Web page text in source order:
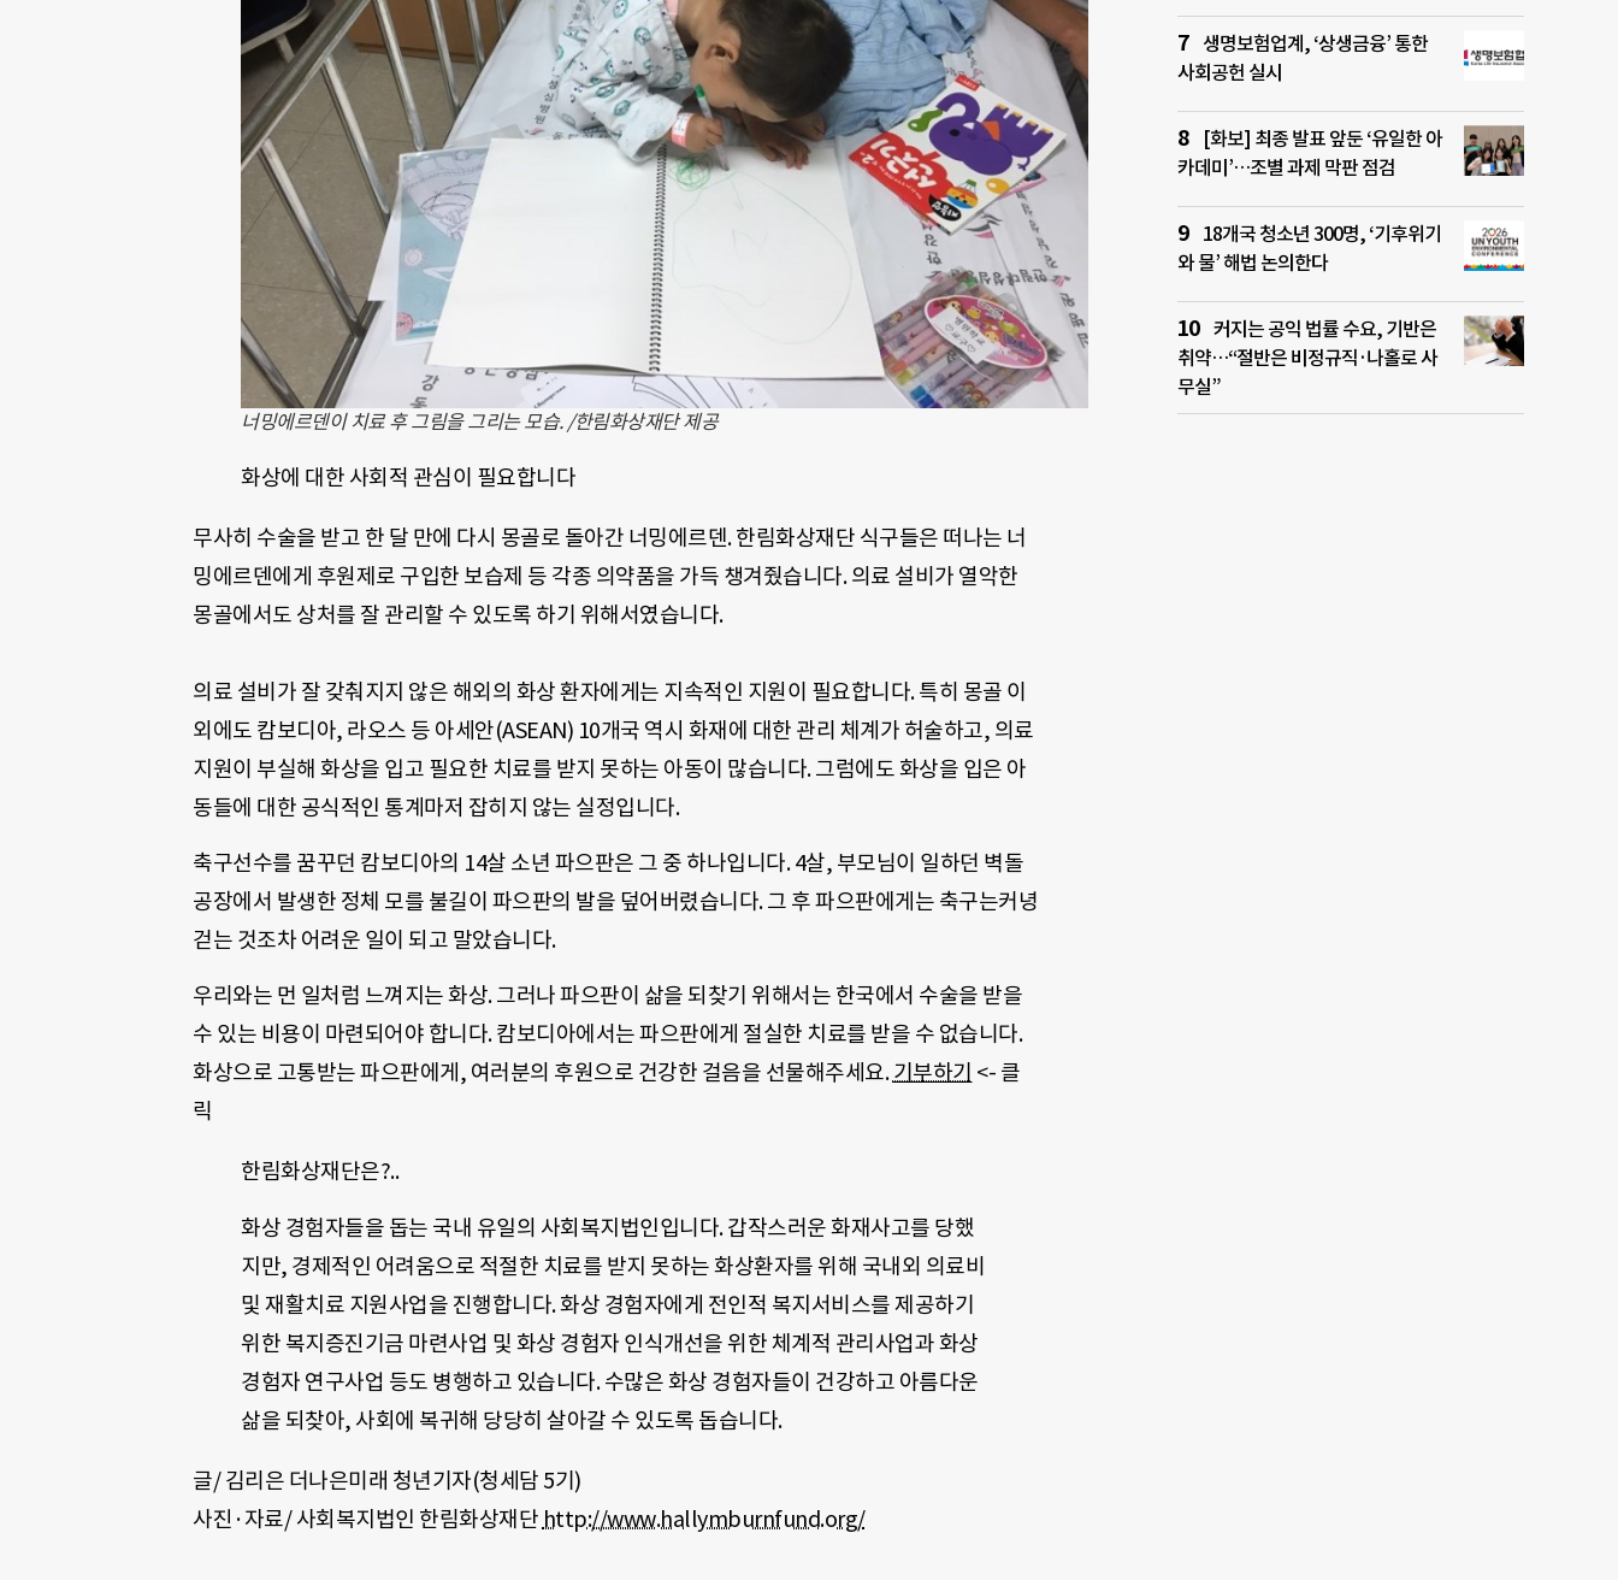
너밍에르덴이 치료 후 그림을 그리는 모습. /한림화상재단 제공
화상에 대한 사회적 관심이 필요합니다
무사히 수술을 받고 한 달 만에 다시 몽골로 돌아간 너밍에르덴.한림화상재단 식구들은 떠나는 너
밍에르덴에게 후원제로 구입한 보습제 등 각종 의약품을 가득 챙겨줬습니다.의료 설비가 열악한
몽골에서도 상처를 잘 관리할 수 있도록 하기 위해서였습니다.
의료 설비가 잘 갖춰지지 않은 해외의 화상 환자에게는 지속적인 지원이 필요합니다.특히 몽골 이
외에도 캄보디아, 라오스 등 아세안(ASEAN) 10개국 역시 화재에 대한 관리 체계가 허술하고, 의료
지원이 부실해 화상을 입고 필요한 치료를 받지 못하는 아동이 많습니다.그럼에도 화상을 입은 아
동들에 대한 공식적인 통계마저 잡히지 않는 실정입니다.
축구선수를 꿈꾸던 캄보디아의 14살 소년 파으판은 그 중 하나입니다. 4살, 부모님이 일하던 벽돌
공장에서 발생한 정체 모를 불길이 파으판의 발을 덮어버렸습니다.그 후 파으판에게는 축구는커녕
걷는 것조차 어려운 일이 되고 말았습니다.
우리와는 먼 일처럼 느껴지는 화상.그러나 파으판이 삶을 되찾기 위해서는 한국에서 수술을 받을
수 있는 비용이 마련되어야 합니다.캄보디아에서는 파으판에게 절실한 치료를 받을 수 없습니다.
화상으로 고통받는 파으판에게 , 여러분의 후원으로 건강한 걸음을 선물해주세요.기부하기 <- 클
릭
한림화상재단은?..
화상 경험자들을 돕는 국내 유일의 사회복지법인입니다. 갑작스러운 화재사고를 당했
지만, 경제적인 어려움으로 적절한 치료를 받지 못하는 화상환자를 위해 국내외 의료비
및 재활치료 지원사업을 진행합니다. 화상 경험자에게 전인적 복지서비스를 제공하기
위한 복지증진기금 마련사업 및 화상 경험자 인식개선을 위한 체계적 관리사업과 화상
경험자 연구사업 등도 병행하고 있습니다. 수많은 화상 경험자들이 건강하고 아름다운
삶을 되찾아, 사회에 복귀해 당당히 살아갈 수 있도록 돕습니다.
글/ 김리은 더나은미래 청년기자(청세담 5기 )
사진·자료/ 사회복지법인 한림화상재단 http://www.hallymburnfund.org/
생명보험업계, ‘상생금융’ 통한
사회공헌 실시
[화보] 최종 발표 앞둔 ‘유일한 아
카데미’…조별 과제 막판 점검
18개국 청소년 300명, ‘기후위기
와 물’ 해법 논의한다
커지는 공익 법률 수요, 기반은
취약…“절반은 비정규직·나홀로 사
무실”